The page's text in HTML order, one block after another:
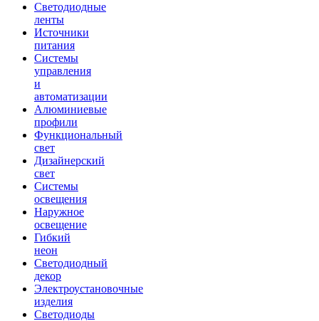
Светодиодные
ленты
Источники
питания
Системы
управления
и
автоматизации
Алюминиевые
профили
Функциональный
свет
Дизайнерский
свет
Системы
освещения
Наружное
освещение
Гибкий
неон
Светодиодный
декор
Электроустановочные
изделия
Светодиоды